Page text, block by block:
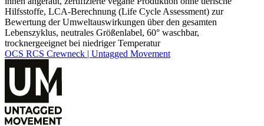
Hilfsstoffe, LCA-Berechnung (Life Cycle Assessment) zur
Bewertung der Umweltauswirkungen über den gesamten
Lebenszyklus, neutrales Größenlabel, 60° waschbar,
trocknergeeignet bei niedriger Temperatur
OCS RCS Crewneck | Untagged Movement